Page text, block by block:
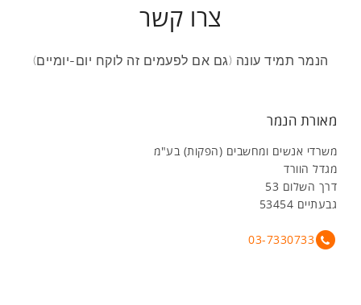
צרו קשר
הנמר תמיד עונה (גם אם לפעמים זה לוקח יום-יומיים)
מאורת הנמר
משרדי אנשים ומחשבים (הפקות) בע"מ
מגדל הוורד
דרך השלום 53
גבעתיים 53454
03-7330733